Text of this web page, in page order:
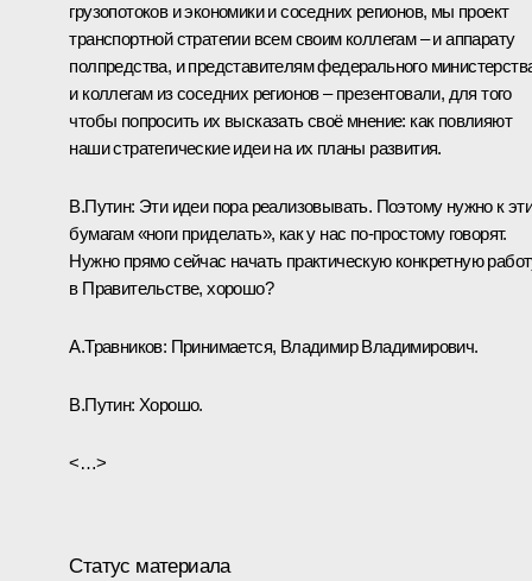
грузопотоков и экономики и соседних регионов, мы проект
транспортной стратегии всем своим коллегам – и аппарату
полпредства, и представителям федерального
и коллегам из соседних регионов – презентовали, для того
чтобы попросить их высказать своё мнение: как повлияют
наши стратегические идеи на их планы развития.
В.Путин: Эти идеи пора реализовывать. Поэтому нужно к
бумагам «ноги приделать», как у нас по‑простому говорят.
Нужно прямо сейчас начать практическую конкретную
в Правительстве, хорошо?
А.Травников: Принимается, Владимир Владимирович.
В.Путин: Хорошо.
<…>
Статус материала